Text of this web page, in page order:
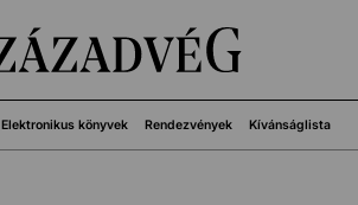
Elektronikus könyvek Rendezvények Kívánságlista